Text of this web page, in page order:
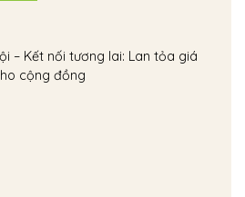
– Kết nối tương lai: Lan tỏa giá
cộng đồng